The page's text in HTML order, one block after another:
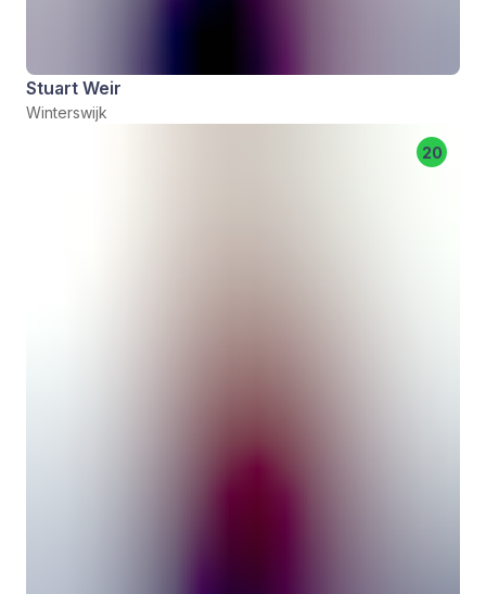
Stuart Weir
Winterswijk
20